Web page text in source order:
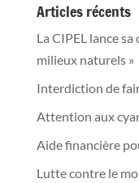
Articles récents
La CIPEL lance
milieux naturels »
Interdiction de
Attention aux
Aide financière
Lutte contre le